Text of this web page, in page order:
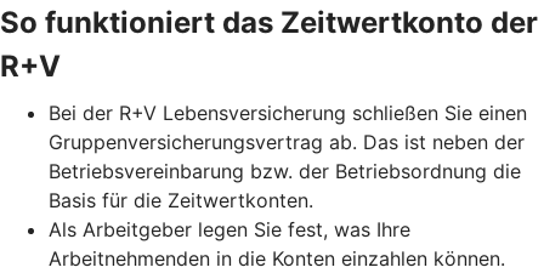
So funktioniert das Zeitwertkonto der
R+V
Bei der R+V Lebensversicherung schließen Sie einen
Gruppenversicherungsvertrag ab. Das ist neben der
Betriebsvereinbarung bzw. der Betriebsordnung die
Basis für die Zeitwertkonten.
Als Arbeitgeber legen Sie fest, was Ihre
Arbeitnehmenden in die Konten einzahlen können.